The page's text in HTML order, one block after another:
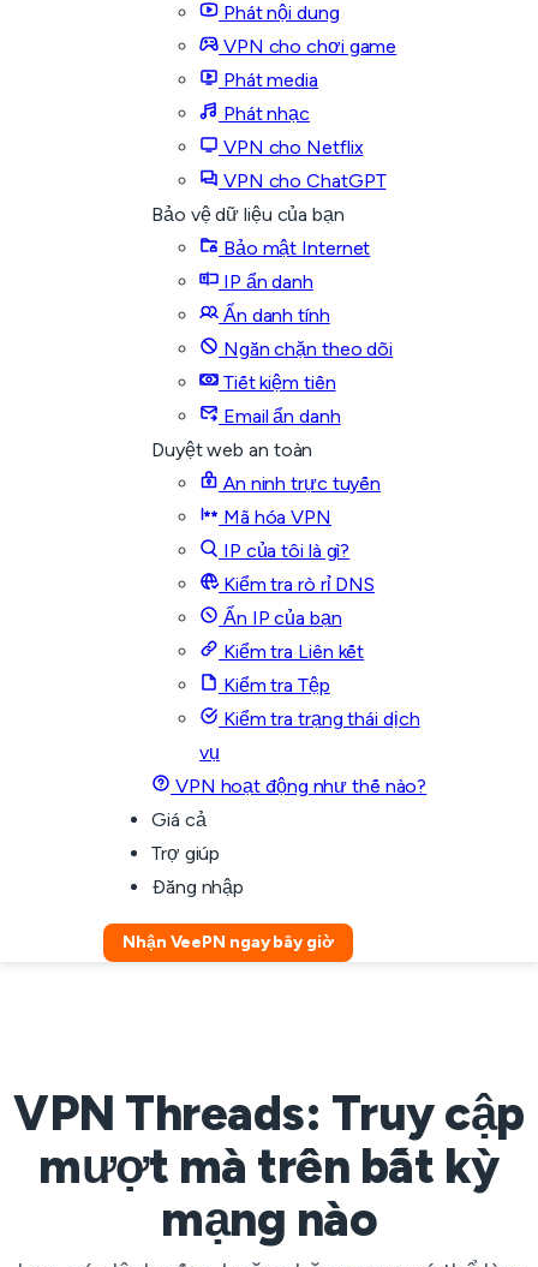
Phát nội dung
VPN cho chơi game
Phát media
Phát nhạc
VPN cho Netflix
VPN cho ChatGPT
Bảo vệ dữ liệu của bạn
Bảo mật Internet
IP ẩn danh
Ẩn danh tính
Ngăn chặn theo dõi
Tiết kiệm tiền
Email ẩn danh
Duyệt web an toàn
An ninh trực tuyến
Mã hóa VPN
IP của tôi là gì?
Kiểm tra rò rỉ DNS
Ẩn IP của bạn
Kiểm tra Liên kết
Kiểm tra Tệp
Kiểm tra trạng thái dịch
vụ
VPN hoạt động như thế nào?
Giá cả
Trợ giúp
Đăng nhập
Nhận VeePN ngay bây giờ
VPN Threads: Truy cập
mượt mà trên bất kỳ
mạng nào